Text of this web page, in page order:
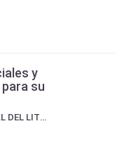
y
su
UNL - UNIVERSIDAD NACIONAL DEL LITORAL